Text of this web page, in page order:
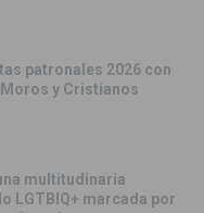
patronales 2026 con
y Cristianos
multitudinaria
LGTBIQ+ marcada por